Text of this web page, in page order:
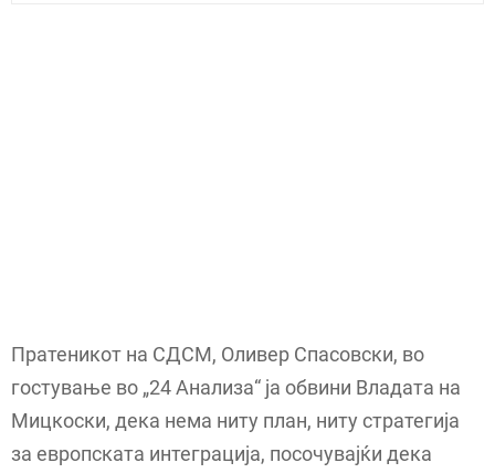
Пратеникот на СДСМ, Оливер Спасовски, во
гостување во „24 Анализа“ ја обвини Владата на
Мицкоски, дека нема ниту план, ниту стратегија
за европската интеграција, посочувајќи дека